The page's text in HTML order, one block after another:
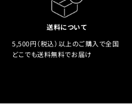
送料について
5,500円（税込）以上のご購入で全国
どこでも送料無料でお届け